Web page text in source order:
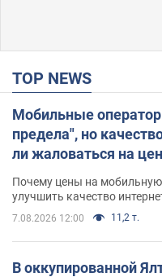
TOP NEWS
Мобильные
предела", но
ли жаловаться на
Почему цены на
улучшить качество
7.08.2026 12:00 11,2 т.
В оккупированной